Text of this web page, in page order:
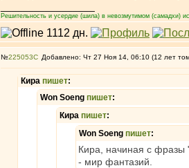
Решительность и усердие (шила) в невозмутимом (самадхи)
№225053 Добавлено: Чт 27 Ноя 14, 06:10 (12 лет
Кира пишет:
Won Soeng пишет:
Кира пишет:
Won Soeng пишет:
Кира, начиная с фразы
- мир фантазий.